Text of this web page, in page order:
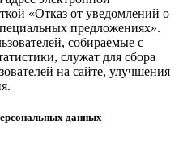
«Отказ от уведомлений о
предложениях».
собираемые с
служат для сбора
на сайте, улучшения
данных